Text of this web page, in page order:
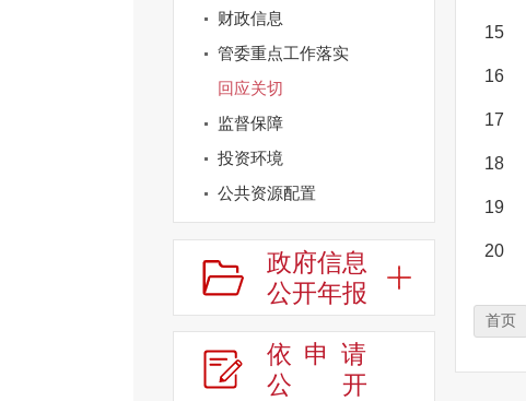
财政信息
管委重点工作落实
回应关切
监督保障
投资环境
公共资源配置
公共监管信息
依申请公开
双招双引专栏
政府网站工作年度报表
政府信息
公开年报
依申请
公
开
15
16
17
18
19
20
首页